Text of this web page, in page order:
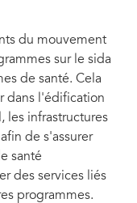
du mouvement
sur le sida
de santé. Cela
dans l'édification
les infrastructures
de s'assurer
santé
des services liés
programmes.